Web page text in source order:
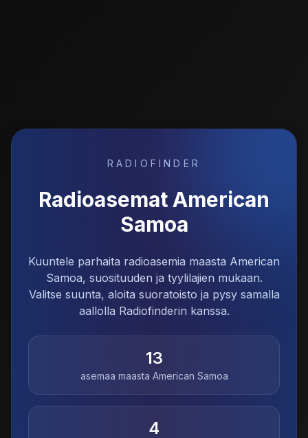
RADIOFINDER
RadioasematAmerican
Samoa
Kuuntele parhaita radioasemia maasta American
Samoa, suosituuden ja tyylilajien mukaan.
Valitse suunta, aloita suoratoisto ja pysy samalla
aallolla Radiofinderin kanssa.
13
asemaa maasta American Samoa
4